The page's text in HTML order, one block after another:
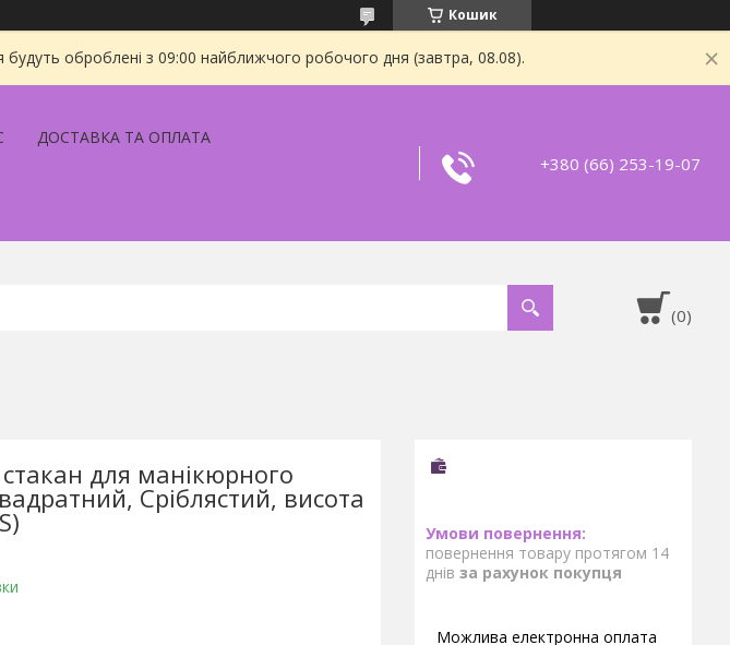
Кошик
оброблені з 09:00 найближчого робочого дня (завтра, 08.08).
ДОСТАВКА ТА ОПЛАТА
+380 (66) 253-19-07
для манікюрного
Сріблястий, висота
повернення товару протягом 14
днів за рахунок покупця